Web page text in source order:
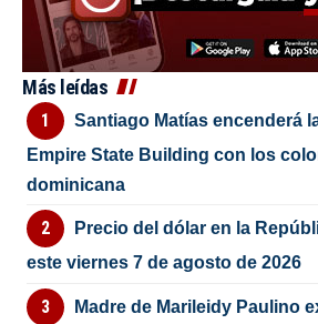
Más leídas
Santiago Matías encenderá
Empire State Building con los
dominicana
Precio del dólar en la
este viernes 7 de agosto de 2026
Madre de Marileidy Paulino